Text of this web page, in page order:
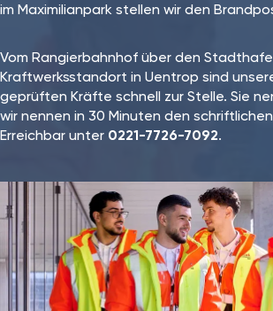
im Maximilianpark stellen wir den
Vom Rangierbahnhof über den
Kraftwerksstandort in Uentrop sind
geprüften Kräfte schnell zur Stelle. Sie
wir nennen in 30 Minuten den
Erreichbar unter 0221-7726-7092.